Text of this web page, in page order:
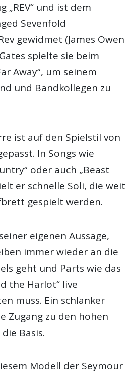
„REV“ und ist dem
Sevenfold
gewidmet (James Owen
spielte sie beim
Away“, um seinem
und Bandkollegen zu
ist auf den Spielstil von
In Songs wie
oder auch „Beast
er schnelle Soli, die weit
gespielt werden.
eigenen Aussage,
immer wieder an die
geht und Parts wie das
the Harlot“ live
muss. Ein schlanker
Zugang zu den hohen
Basis.
Modell der Seymour